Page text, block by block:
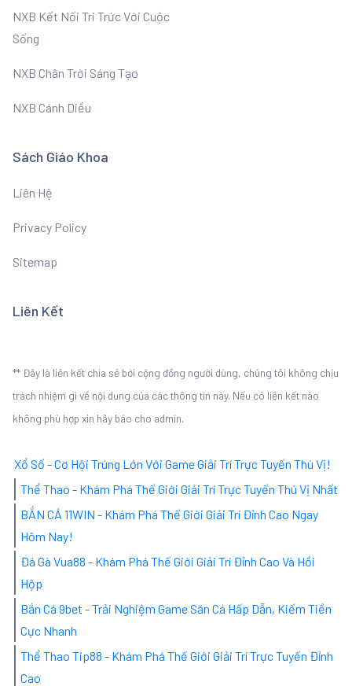
NXB Kết Nối Tri Trức Với Cuộc
Sống
NXB Chân Trời Sáng Tạo
NXB Cánh Diều
Sách Giáo Khoa
Liên Hệ
Privacy Policy
Sitemap
Liên Kết
** Đây là liên kết chia sẻ bới cộng đồng người dùng, chúng tôi không chịu
trách nhiệm gì về nội dung của các thông tin này. Nếu có liên kết nào
không phù hợp xin hãy báo cho admin.
Xổ Số - Cơ Hội Trúng Lớn Với Game Giải Trí Trực Tuyến Thú Vị!
Thể Thao - Khám Phá Thế Giới Giải Trí Trực Tuyến Thú Vị Nhất
BẮN CÁ 11WIN - Khám Phá Thế Giới Giải Trí Đỉnh Cao Ngay
Hôm Nay!
Đá Gà Vua88 - Khám Phá Thế Giới Giải Trí Đỉnh Cao Và Hồi
Hộp
Bắn Cá 9bet - Trải Nghiệm Game Săn Cá Hấp Dẫn, Kiếm Tiền
Cực Nhanh
Thể Thao Tip88 - Khám Phá Thế Giới Giải Trí Trực Tuyến Đỉnh
Cao